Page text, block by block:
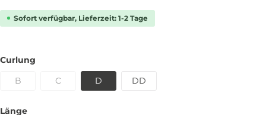
Sofort verfügbar, Lieferzeit: 1-2 Tage
Curlung
B
C D DD
Länge